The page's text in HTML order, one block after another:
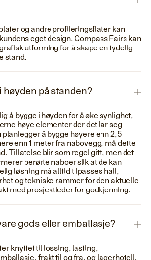
og andre profileringsflater kan
eget design. Compass Fairs kan
utforming for å skape en tydelig
stand.
høyden på standen?
å bygge i høyden for å øke synlighet,
høye elementer der det lar seg
å bygge høyere enn 2,5
enn 1 meter fra nabovegg, må dette
Tillatelse blir som regel gitt, men det
berørte naboer slik at de kan
løsning må alltid tilpasses hall,
og tekniske rammer for den aktuelle
med prosjektleder for godkjenning.
gods eller emballasje?
knyttet til lossing, lasting,
frakt til og fra, og lagerhotell.